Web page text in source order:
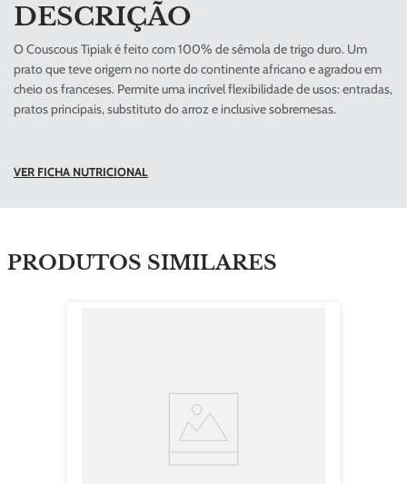
DESCRIÇÃO
O Couscous Tipiak é feito com 100% de sêmola de trigo duro. Um
prato que teve origem no norte do continente africano e agradou em
cheio os franceses. Permite uma incrível flexibilidade de usos: entradas,
pratos principais, substituto do arroz e inclusive sobremesas.
VER FICHA NUTRICIONAL